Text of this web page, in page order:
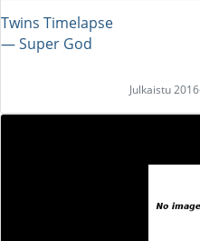
Twins Timelapse
― Super God
Julkaistu